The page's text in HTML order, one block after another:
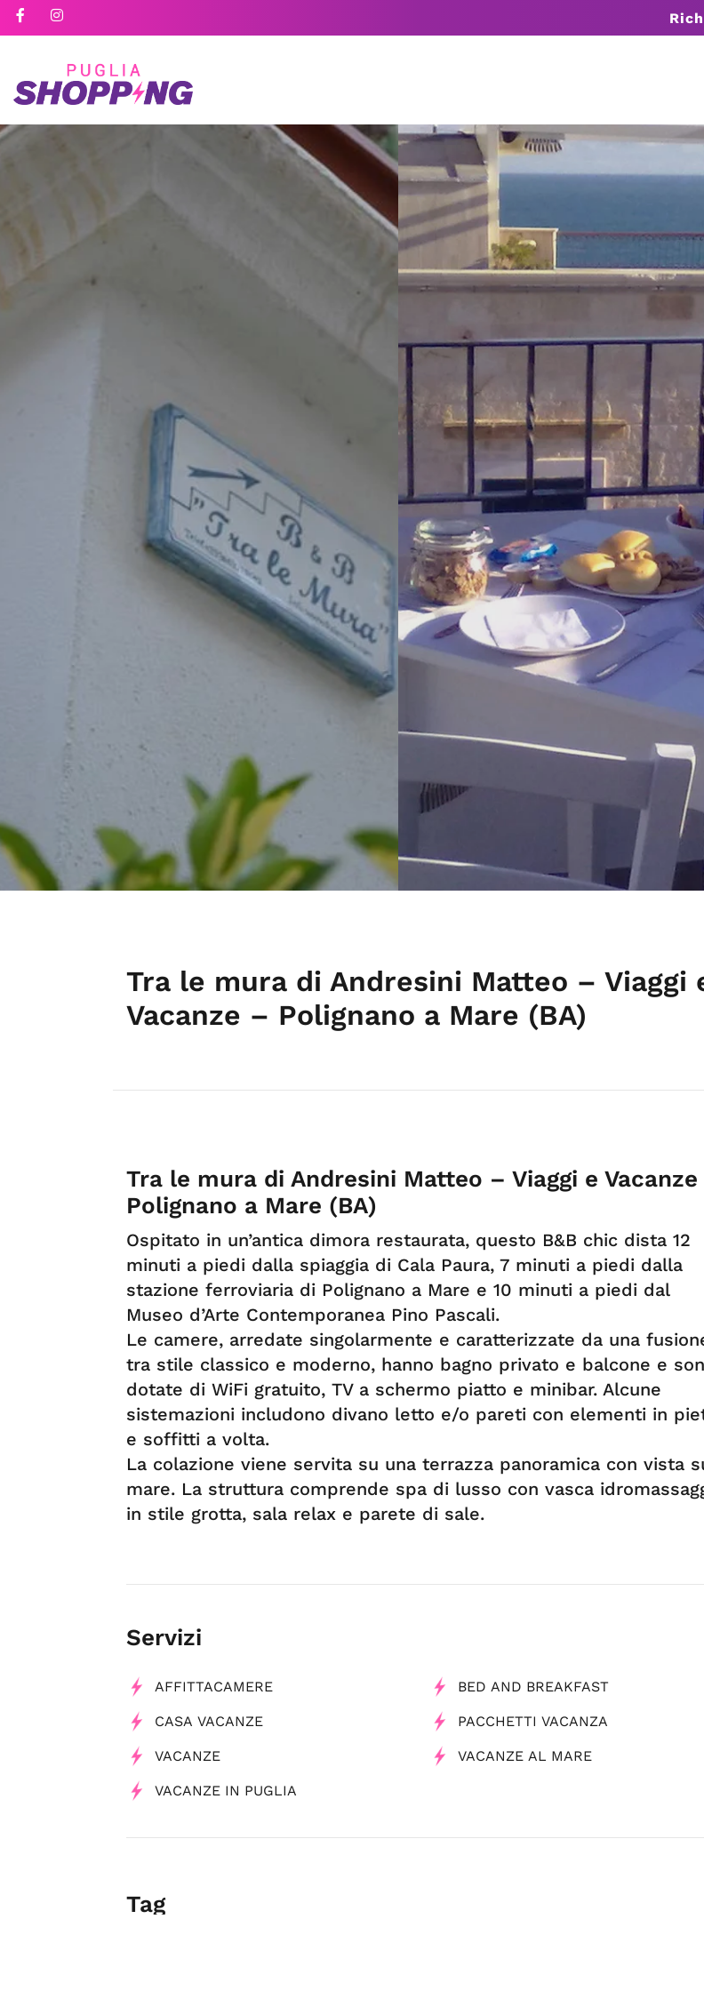
Tra le mura di Andresini Matteo – Viaggi
Vacanze – Polignano a Mare (BA)
Tra le mura di Andresini Matteo – Viaggi e Vacanze
Polignano a Mare (BA)
Ospitato in un’antica dimora restaurata, questo B&B chic dista 12
minuti a piedi dalla spiaggia di Cala Paura, 7 minuti a piedi dalla
stazione ferroviaria di Polignano a Mare e 10 minuti a piedi dal
Museo d’Arte Contemporanea Pino Pascali.
Le camere, arredate singolarmente e caratterizzate da una
tra stile classico e moderno, hanno bagno privato e balcone e
dotate di WiFi gratuito, TV a schermo piatto e minibar. Alcune
sistemazioni includono divano letto e/o pareti con elementi in
e soffitti a volta.
La colazione viene servita su una terrazza panoramica con vista
mare. La struttura comprende spa di lusso con vasca
in stile grotta, sala relax e parete di sale.
Servizi
AFFITTACAMERE BED AND BREAKFAST
CASA VACANZE PACCHETTI VACANZA
VACANZE VACANZE AL MARE
VACANZE IN PUGLIA
Tag